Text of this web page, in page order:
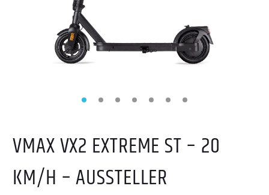
VMAX VX2 EXTREME ST – 20
KM/H – AUSSTELLER